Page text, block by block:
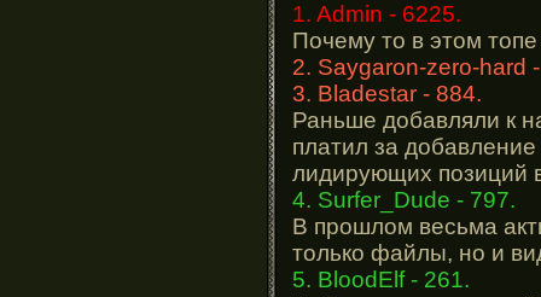
1. Admin - 6225.
Почему то в этом
2. Saygaron-zero-hard
3. Bladestar - 884.
Раньше добавляли к
платил за добавление
лидирующих позиций
4. Surfer_Dude - 797.
В прошлом весьма
только файлы, но и
5. BloodElf - 261.